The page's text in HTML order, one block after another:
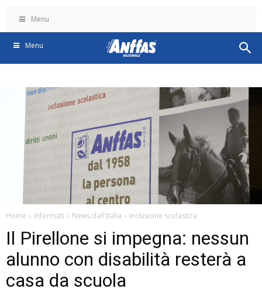
Menu
Menu
Home Informati News dall'Italia Inclusione scolastica
Il Pirellone si impegna: nessun
alunno con disabilità resterà a
casa da scuola